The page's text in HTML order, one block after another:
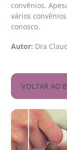
convênios.
vários
conosco.
Autor: Dra
VOLTAR AO